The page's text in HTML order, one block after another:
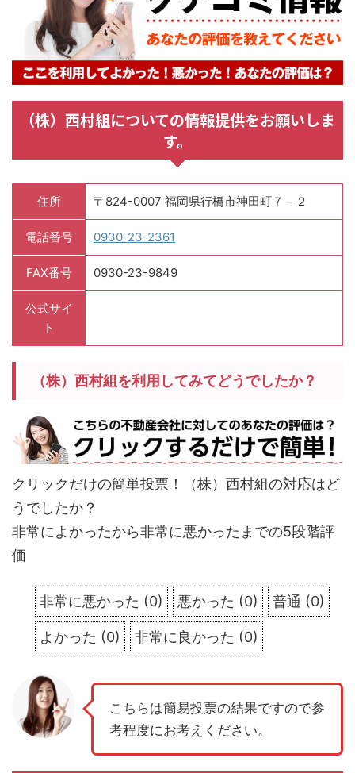
（株）西村組についての情報提供をお願いしま
す。
住所 〒824-0007 福岡県行橋市神田町７－２
電話番号 0930-23-2361
FAX番号 0930-23-9849
公式サイ
ト
（株）西村組を利用してみてどうでしたか？
クリックだけの簡単投票！（株）西村組の対応はど
うでしたか？
非常によかったから非常に悪かったまでの5段階評
価
非常に悪かった (0) 悪かった (0) 普通 (0)
よかった (0) 非常に良かった (0)
こちらは簡易投票の結果ですので参
考程度にお考えください。